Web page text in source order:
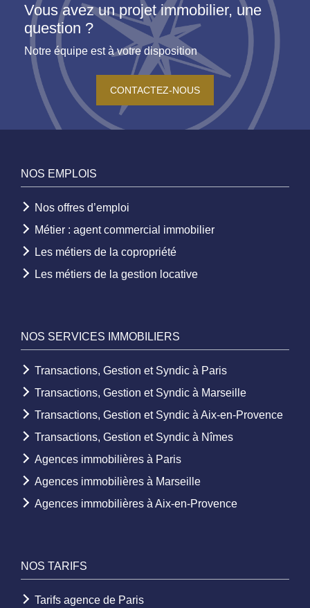
Vous avez un projet immobilier, une
question ?
Notre équipe est à votre disposition
CONTACTEZ-NOUS
NOS EMPLOIS
Nos offres d’emploi
Métier : agent commercial immobilier
Les métiers de la copropriété
Les métiers de la gestion locative
NOS SERVICES IMMOBILIERS
Transactions, Gestion et Syndic à Paris
Transactions, Gestion et Syndic à Marseille
Transactions, Gestion et Syndic à Aix-en-Provence
Transactions, Gestion et Syndic à Nîmes
Agences immobilières à Paris
Agences immobilières à Marseille
Agences immobilières à Aix-en-Provence
NOS TARIFS
Tarifs agence de Paris